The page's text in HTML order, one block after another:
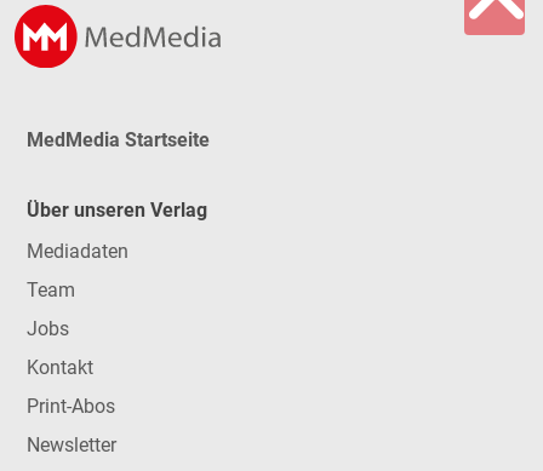
MedMedia Startseite
Über unseren Verlag
Mediadaten
Team
Jobs
Kontakt
Print-Abos
Newsletter